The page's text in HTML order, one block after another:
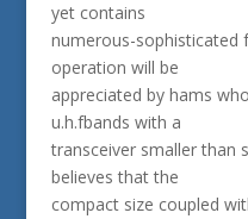
yet contains
numerous-sophisticated
operation will be
appreciated by hams
u.h.fbands with a
transceiver smaller than
believes that the
compact size coupled